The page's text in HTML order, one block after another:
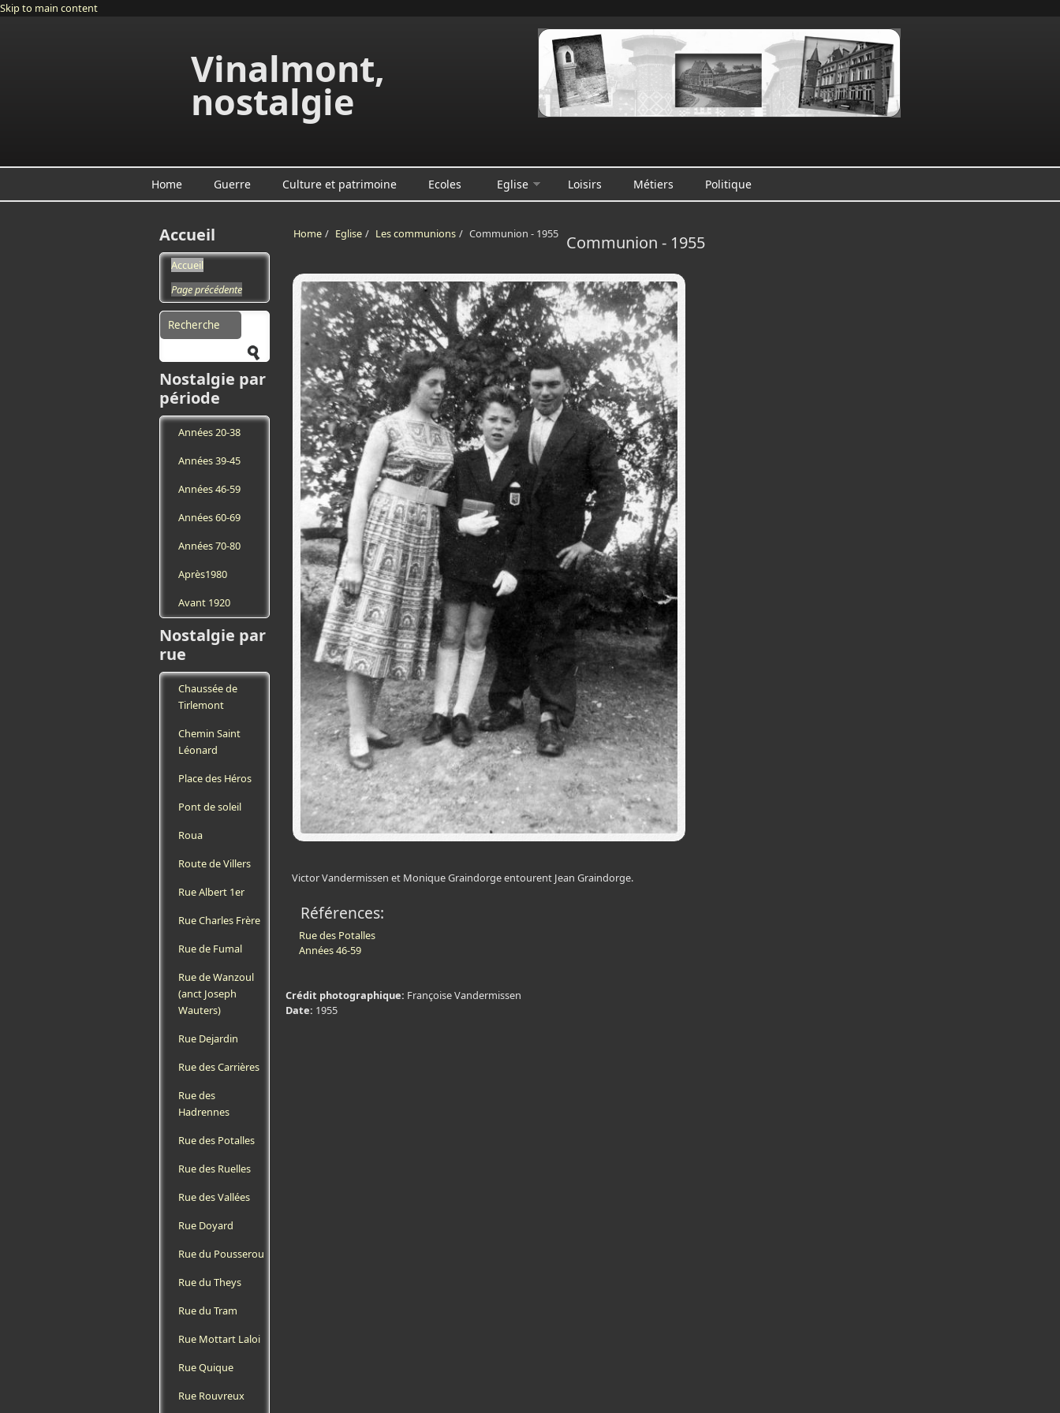
Skip to main content
Vinalmont,
nostalgie
Home Guerre Culture et patrimoine Ecoles Eglise Loisirs Métiers Politique
Accueil
Accueil
Page précédente
Search form
Nostalgie par
période
Années 20-38
Années 39-45
Années 46-59
Années 60-69
Années 70-80
Après1980
Avant 1920
Nostalgie par
rue
Chaussée de
Tirlemont
Chemin Saint
Léonard
Place des Héros
Pont de soleil
Roua
Route de Villers
Rue Albert 1er
Rue Charles Frère
Rue de Fumal
Rue de Wanzoul
(anct Joseph
Wauters)
Rue Dejardin
Rue des Carrières
Rue des
Hadrennes
Rue des Potalles
Rue des Ruelles
Rue des Vallées
Rue Doyard
Rue du Pousserou
Rue du Theys
Rue du Tram
Rue Mottart Laloi
Rue Quique
Rue Rouvreux
Home / Eglise / Les communions / Communion - 1955 Communion - 1955
Victor Vandermissen et Monique Graindorge entourent Jean Graindorge.
Références:
Rue des Potalles
Années 46-59
Crédit photographique: Françoise Vandermissen
Date: 1955